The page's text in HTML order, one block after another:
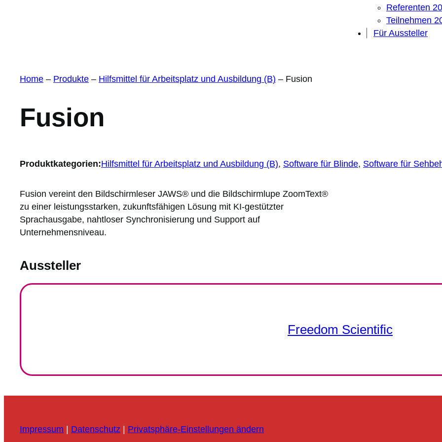
Referenten
Teilnehmen
Für Aussteller
Home – Produkte – Hilfsmittel für Arbeitsplatz und Ausbildung (B) – Fusion
Fusion
Produktkategorien:Hilfsmittel für Arbeitsplatz und Ausbildung (B), Software für Blinde, Software für
Fusion vereint den Bildschirmleser JAWS® und die Bildschirmlupe ZoomText®
zu einer leistungsstarken, zukunftsfähigen Lösung mit KI-gestützter
Sprachausgabe, nahtloser Synchronisierung und Support auf
Unternehmensniveau.
Aussteller
Freedom Scientific
Impressum | Datenschutz | Privatsphäre-Einstellungen ändern